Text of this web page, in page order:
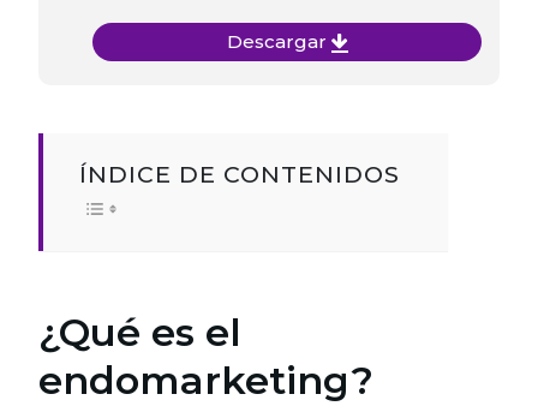
Descargar
ÍNDICE DE CONTENIDOS
¿Qué es el
endomarketing?